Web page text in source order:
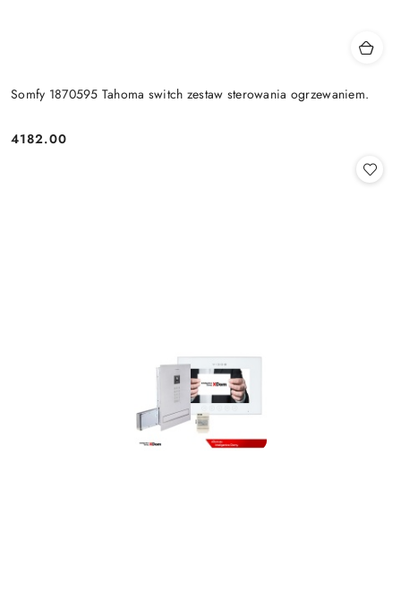
Somfy 1870595 Tahoma switch zestaw sterowania ogrzewaniem.
Cena:
4182.00